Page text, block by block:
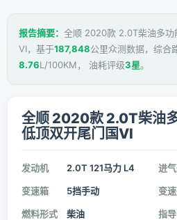
报告摘要： 全顺 2020款 2.0T柴油多功
VI，基于187,848公里众测数据，综合
8.76L/100KM， 油耗评级3星。
全顺 2020款 2.0T柴油
低顶双开尾门国VI
发动机 2.0T 121马力 L4 进
变速箱 5挡手动 变
燃料形式 柴油 指